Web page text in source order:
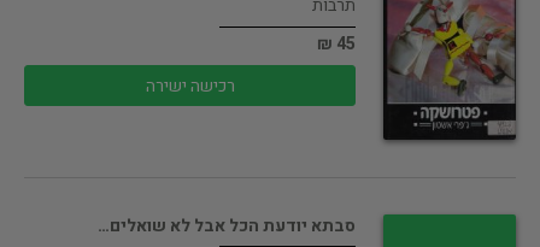
תרבות
45 ₪
רכישה ישירה
סבתא יודעת הכל אבל לא שואלים…